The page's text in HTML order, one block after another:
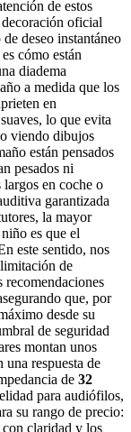
de estos
oficial
deseo instantáneo
cómo están
diadema
a medida que los
en
lo que evita
viendo dibujos
están pensados
pesados ni
largos en coche o
garantizada
la mayor
es que el
este sentido, nos
de
recomendaciones
que, por
desde su
de seguridad
montan unos
una respuesta de
de 32
para audiófilos,
su rango de precio:
con claridad y los